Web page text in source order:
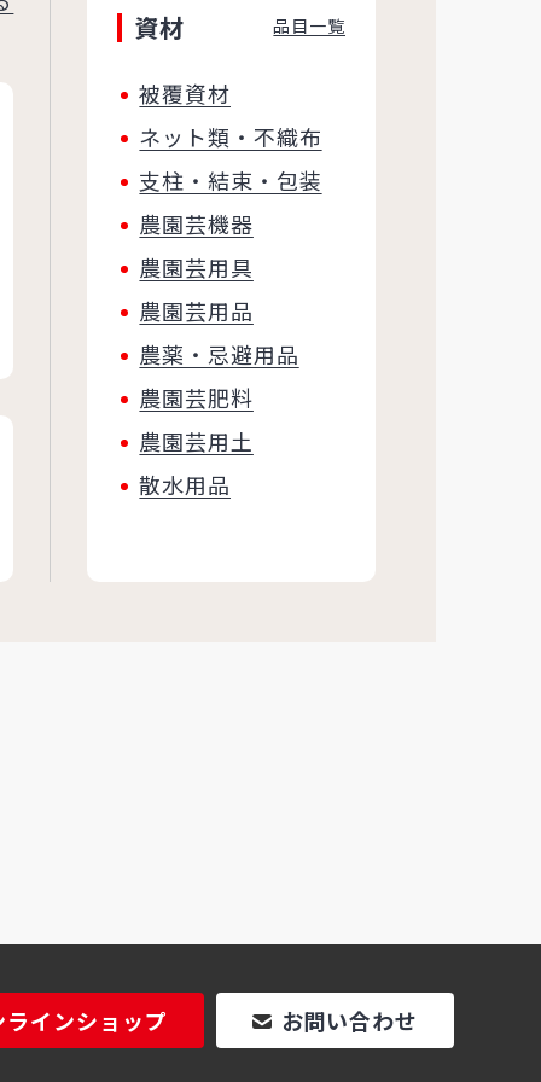
資材 品目一覧
被覆資材
ネット類・不織布
支柱・結束・包装
農園芸機器
農園芸用具
農園芸用品
農薬・忌避用品
農園芸肥料
農園芸用土
散水用品
ラインショップ お問い合わせ